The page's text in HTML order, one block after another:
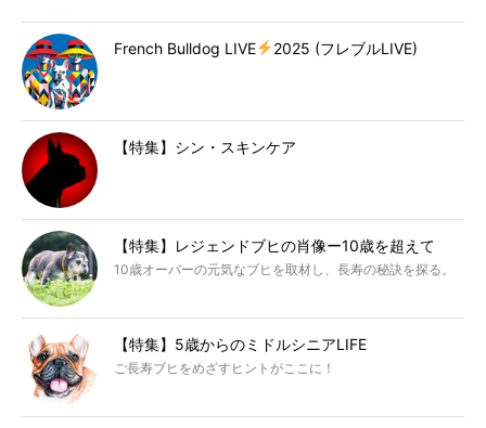
French Bulldog LIVE 2025 (フレブルLIVE)
【特集】シン・スキンケア
【特集】レジェンドブヒの肖像ー10歳を超えて
10歳オーバーの元気なブヒを取材し、長寿の秘訣を探る。
【特集】5歳からのミドルシニアLIFE
ご長寿ブヒをめざすヒントがここに！